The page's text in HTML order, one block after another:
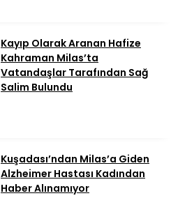
Kayıp Olarak Aranan Hafize
Kahraman Milas’ta
Vatandaşlar Tarafından Sağ
Salim Bulundu
Kuşadası’ndan Milas’a Giden
Alzheimer Hastası Kadından
Haber Alınamıyor